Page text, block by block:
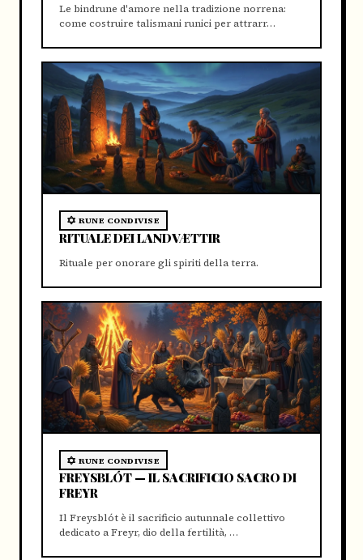
Le bindrune d'amore nella tradizione norrena:
come costruire talismani runici per attrarr…
RUNE CONDIVISE
RITUALE DEI LANDVÆTTIR
Rituale per onorare gli spiriti della terra.
RUNE CONDIVISE
FREYSBLÓT — IL SACRIFICIO SACRO DI
FREYR
Il Freysblót è il sacrificio autunnale collettivo
dedicato a Freyr, dio della fertilità, …